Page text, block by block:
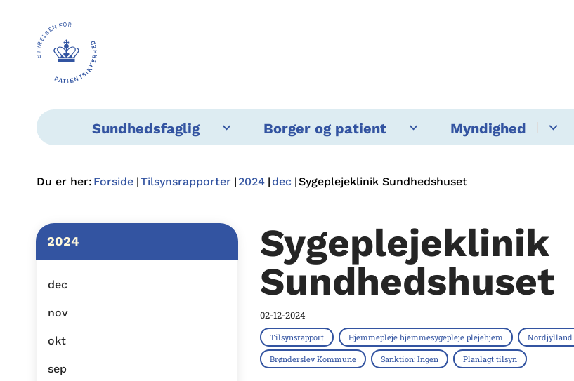
Sundhedsfaglig Borger og patient Myndighed
Du er her: Forside Tilsynsrapporter 2024 dec Sygeplejeklinik Sundhedshuset
2024
dec
nov
okt
sep
Sygeplejeklinik
Sundhedshuset
02-12-2024
Tilsynsrapport Hjemmepleje hjemmesygepleje plejehjem Nordjylland
Brønderslev Kommune Sanktion: Ingen Planlagt tilsyn